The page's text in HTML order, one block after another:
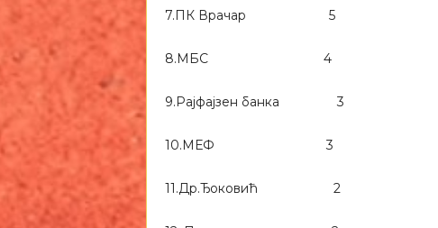
7.ПК Врачар 5
8.MБС 4
9.Рајфајзен банка 3
10.МЕФ 3
11.Др.Ђоковић 2